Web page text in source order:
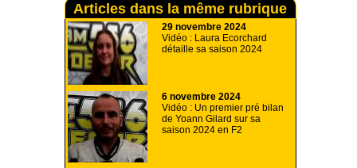
Articles dans la même rubrique
29 novembre 2024
Vidéo : Laura Ecorchard
détaille sa saison 2024
6 novembre 2024
Vidéo : Un premier pré bilan
de Yoann Gilard sur sa
saison 2024 en F2